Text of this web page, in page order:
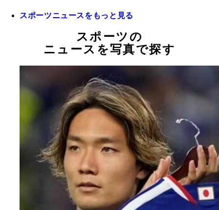
スポーツニュースをもっと見る
スポーツの
ニュースを写真で探す